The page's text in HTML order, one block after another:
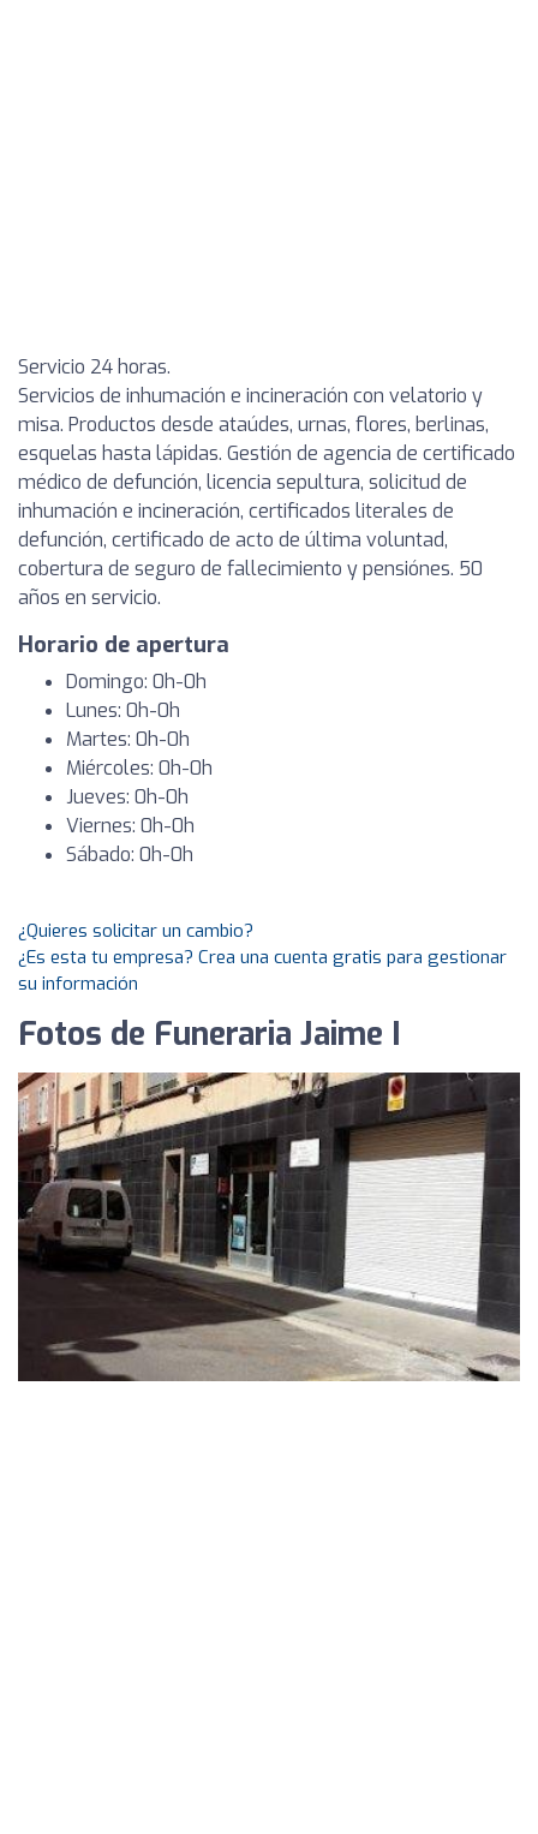
Servicio 24 horas.
Servicios de inhumación e incineración con velatorio y
misa. Productos desde ataúdes, urnas, flores, berlinas,
esquelas hasta lápidas. Gestión de agencia de certificado
médico de defunción, licencia sepultura, solicitud de
inhumación e incineración, certificados literales de
defunción, certificado de acto de última voluntad,
cobertura de seguro de fallecimiento y pensiónes. 50
años en servicio.
Horario de apertura
Domingo: 0h-0h
Lunes: 0h-0h
Martes: 0h-0h
Miércoles: 0h-0h
Jueves: 0h-0h
Viernes: 0h-0h
Sábado: 0h-0h
¿Quieres solicitar un cambio?
¿Es esta tu empresa? Crea una cuenta gratis para gestionar
su información
Fotos de Funeraria Jaime I